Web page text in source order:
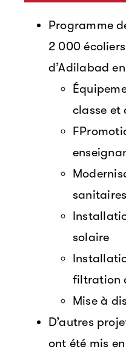
Programme
2 000
d’Adilabad
classe et
sanitaires
solaire
filtration
Mise à
D’autres
ont été mis